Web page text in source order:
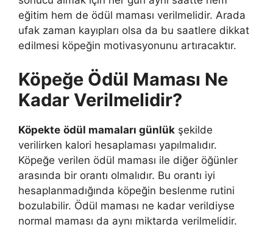
eğitim hem de ödül maması verilmelidir. Arada
ufak zaman kayıpları olsa da bu saatlere dikkat
edilmesi köpeğin motivasyonunu artıracaktır.
Köpeğe Ödül Maması Ne
Kadar Verilmelidir?
Köpekte ödül mamaları günlük şekilde
verilirken kalori hesaplaması yapılmalıdır.
Köpeğe verilen ödül maması ile diğer öğünler
arasında bir orantı olmalıdır. Bu orantı iyi
hesaplanmadığında köpeğin beslenme rutini
bozulabilir. Ödül maması ne kadar verildiyse
normal maması da aynı miktarda verilmelidir.